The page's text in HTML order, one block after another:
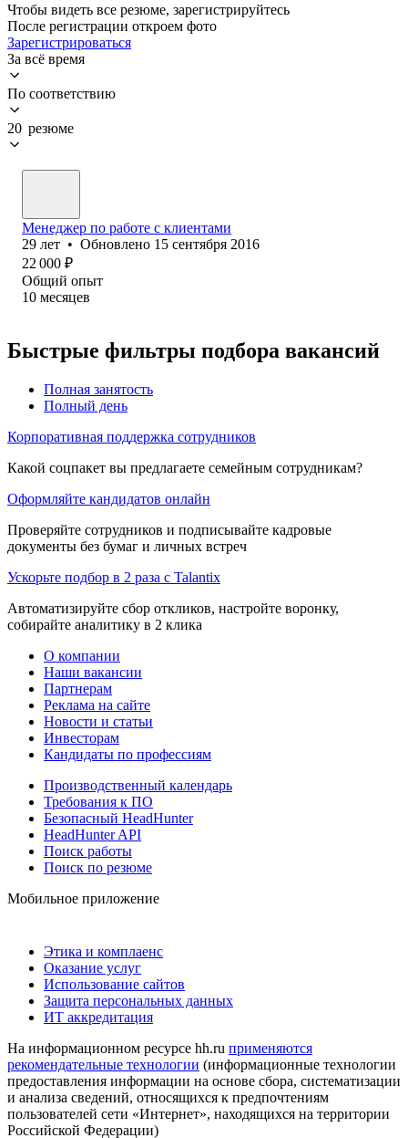
Чтобы видеть все резюме, зарегистрируйтесь
После регистрации откроем фото
Зарегистрироваться
За всё время
По соответствию
20 резюме
Менеджер по работе с клиентами
29 лет • Обновлено 15 сентября 2016
22 000 ₽
Общий опыт
10 месяцев
Быстрые фильтры подбора вакансий
Полная занятость
Полный день
Корпоративная поддержка сотрудников
Какой соцпакет вы предлагаете семейным сотрудникам?
Оформляйте кандидатов онлайн
Проверяйте сотрудников и подписывайте кадровые
документы без бумаг и личных встреч
Ускорьте подбор в 2 раза с Talantix
Автоматизируйте сбор откликов, настройте воронку,
собирайте аналитику в 2 клика
О компании
Наши вакансии
Партнерам
Реклама на сайте
Новости и статьи
Инвесторам
Кандидаты по профессиям
Производственный календарь
Требования к ПО
Безопасный HeadHunter
HeadHunter API
Поиск работы
Поиск по резюме
Мобильное приложение
Этика и комплаенс
Оказание услуг
Использование сайтов
Защита персональных данных
ИТ аккредитация
На информационном ресурсе hh.ru применяются
рекомендательные технологии (информационные технологии
предоставления информации на основе сбора, систематизации
и анализа сведений, относящихся к предпочтениям
пользователей сети «Интернет», находящихся на территории
Российской Федерации)